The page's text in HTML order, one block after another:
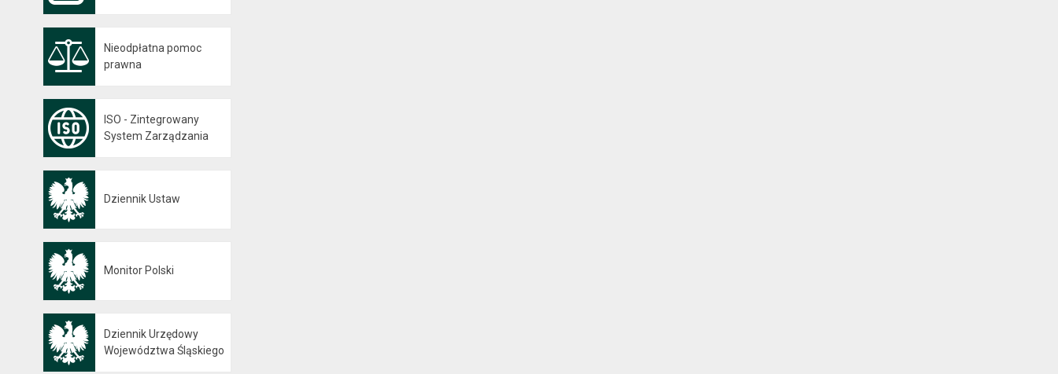
Nieodpłatna pomoc
prawna
ISO - Zintegrowany
System Zarządzania
Dziennik Ustaw
Monitor Polski
Dziennik Urzędowy
Województwa Śląskiego